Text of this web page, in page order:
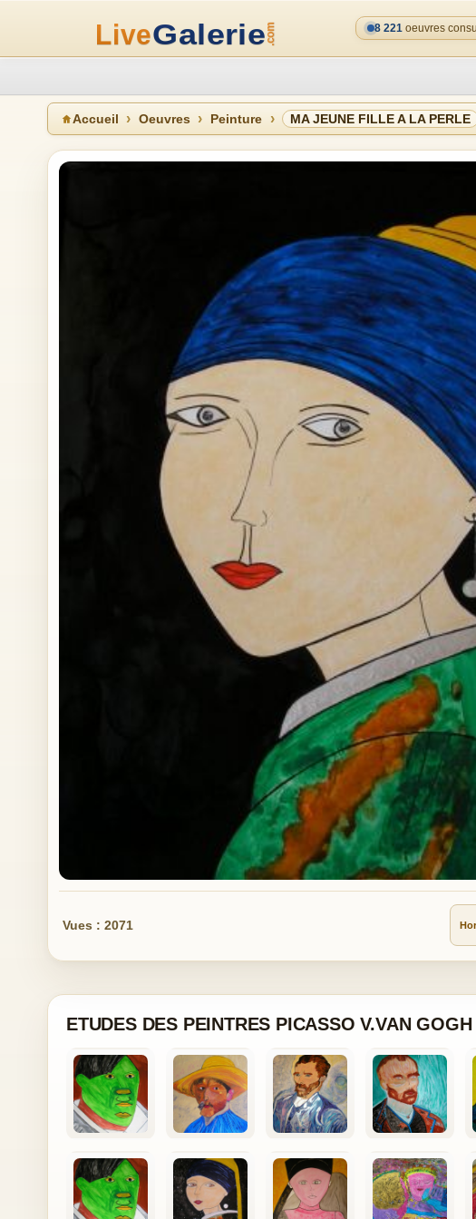
8 221 oeuvres
Accueil Oeuvres Peinture MA JEUNE FILLE A LA PERLE
Vues : 2071
ETUDES DES PEINTRES PICASSO V.VAN GOGH